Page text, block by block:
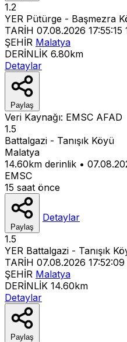
1.2
YER Pütürge - Başmezra
TARİH 07.08.2026 17:55:15
ŞEHİR Malatya
DERİNLİK 6.80km
Detaylar
Paylaş
Veri Kaynağı: EMSC AFAD
1.5
Battalgazi - Tanışık Köyü
Malatya
14.60km derinlik •
EMSC
15 saat önce
Paylaş
Detaylar
1.5
YER Battalgazi - Tanışık
TARİH 07.08.2026 17:52:09
ŞEHİR Malatya
DERİNLİK 14.60km
Detaylar
Paylaş